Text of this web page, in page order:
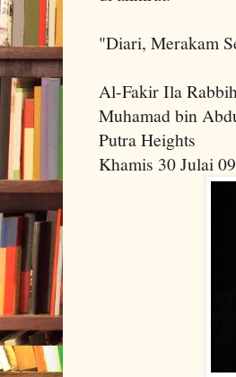
"Diari, Merakam
Al-Fakir Ila
Muhamad bin
Putra Heights
Khamis 30 Julai